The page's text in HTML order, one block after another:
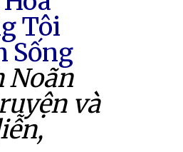
Tôi
Sống
Noãn
và